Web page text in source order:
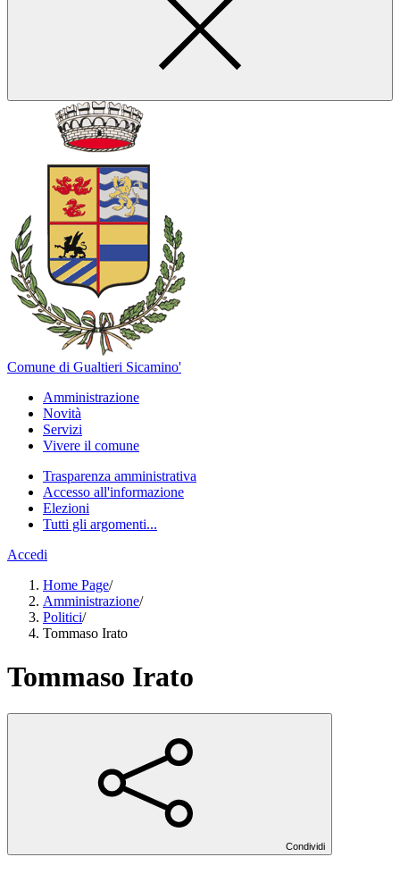
Comune di Gualtieri Sicamino'
Amministrazione
Novità
Servizi
Vivere il comune
Trasparenza amministrativa
Accesso all'informazione
Elezioni
Tutti gli argomenti...
Accedi
Home Page/
Amministrazione/
Politici/
Tommaso Irato
Tommaso Irato
Condividi